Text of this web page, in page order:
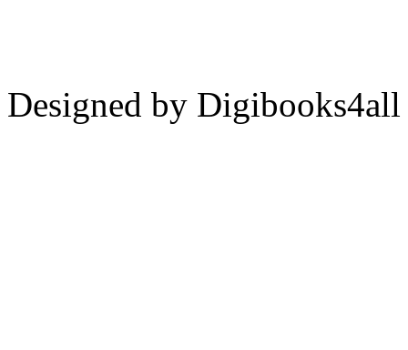
Designed by Digibooks4all